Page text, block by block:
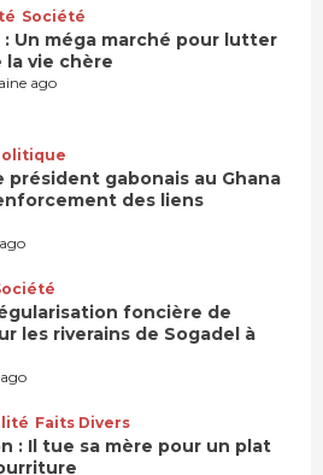
Société
: Un méga marché pour lutter
la vie chère
ago
président gabonais au Ghana
des liens
foncière de
les riverains de Sogadel à
Faits Divers
: Il tue sa mère pour un plat